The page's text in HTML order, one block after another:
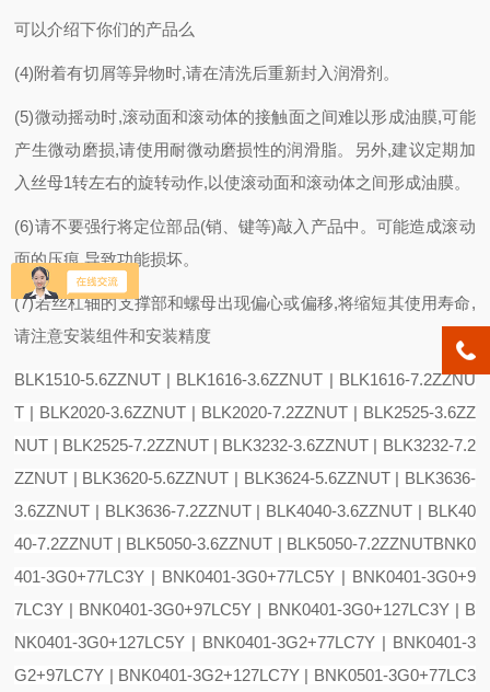
可以介绍下你们的产品么
(4)附着有切屑等异物时,请在清洗后重新封入润滑剂。
(5)微动摇动时,滚动面和滚动体的接触面之间难以形成油膜,可能
产生微动磨损,请使用耐微动磨损性的润滑脂。另外,建议定期加
入丝母1转左右的旋转动作,以使滚动面和滚动体之间形成油膜。
(6)请不要强行将定位部品(销、键等)敲入产品中。可能造成滚动
面的压痕,导致功能损坏。
(7)若丝杠轴的支撑部和螺母出现偏心或偏移,将缩短其使用寿命,
请注意安装组件和安装精度
BLK1510-5.6ZZNUT | BLK1616-3.6ZZNUT | BLK1616-7.2ZZNU
T | BLK2020-3.6ZZNUT | BLK2020-7.2ZZNUT | BLK2525-3.6ZZ
NUT | BLK2525-7.2ZZNUT | BLK3232-3.6ZZNUT | BLK3232-7.2
ZZNUT | BLK3620-5.6ZZNUT | BLK3624-5.6ZZNUT | BLK3636-
3.6ZZNUT | BLK3636-7.2ZZNUT | BLK4040-3.6ZZNUT | BLK40
40-7.2ZZNUT | BLK5050-3.6ZZNUT | BLK5050-7.2ZZNUTBNK0
401-3G0+77LC3Y | BNK0401-3G0+77LC5Y | BNK0401-3G0+9
7LC3Y | BNK0401-3G0+97LC5Y | BNK0401-3G0+127LC3Y | B
NK0401-3G0+127LC5Y | BNK0401-3G2+77LC7Y | BNK0401-3
G2+97LC7Y | BNK0401-3G2+127LC7Y | BNK0501-3G0+77LC3